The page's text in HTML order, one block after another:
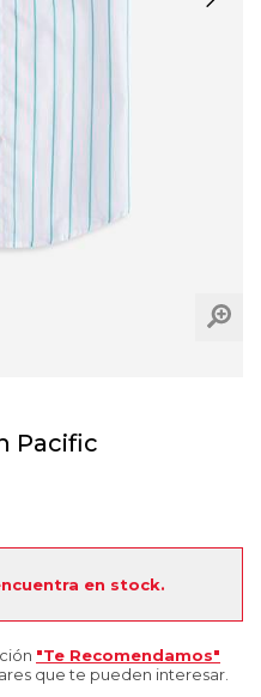
Pacific
en stock.
"Te Recomendamos"
que te pueden interesar.